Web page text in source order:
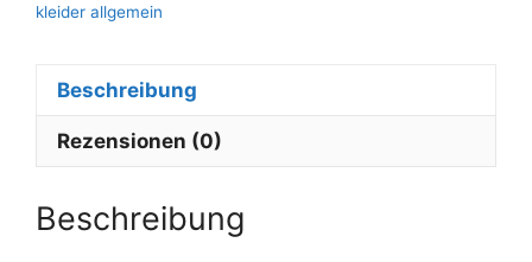
n
e
kleider allgemein
Beschreibung
Rezensionen (0)
Beschreibung